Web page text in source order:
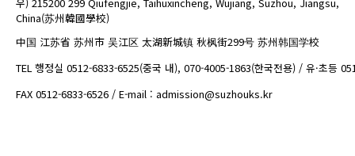
China(苏州韓國學校)
中国 江苏省 苏州市 吴江区 太湖新城镇 秋枫街299号 苏州韩国学校
TEL 행정실 0512-6833-6525(중국 내), 070-4005-1863(한국전용) / 유·초등
FAX 0512-6833-6526 / E-mail : admission@suzhouks.kr